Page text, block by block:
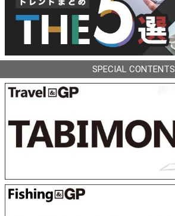
SPECIAL CONTENTS